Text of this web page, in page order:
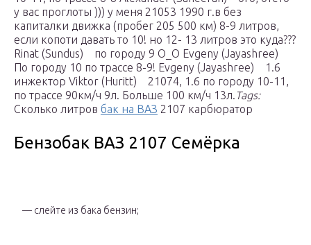
у вас проглоты ))) у меня 21053 1990 г.в без
капиталки движка (пробег 205 500 км) 8-9 литров,
если копоти давать то 10! но 12- 13 литров это куда???
Rinat (Sundus) по городу 9 О_О Evgeny (Jayashree)
По городу 10 по трассе 8-9! Evgeny (Jayashree) 1.6
инжектор Viktor (Huritt) 21074, 1.6 по городу 10-11,
по трассе 90км/ч 9л. Больше 100 км/ч 13л. Tags:
Сколько литров бак на ВАЗ 2107 карбюратор
Бензобак ВАЗ 2107 Семёрка
— слейте из бака бензин;